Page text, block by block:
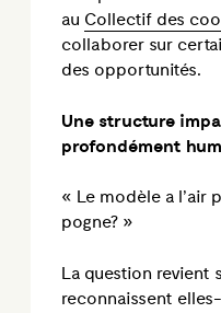
au Collectif des
collaborer sur
des opportunités.
Une structure
profondément
« Le modèle a l’air
pogne? »
La question revient
reconnaissent